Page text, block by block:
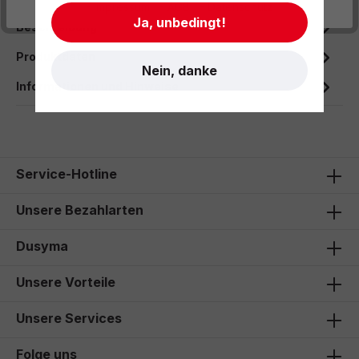
Beschreibung
Produktdaten
Informationen und Hinweise
Service-Hotline
Unsere Bezahlarten
Dusyma
Unsere Vorteile
Unsere Services
Folge uns
- Impressum - AGB - Datenschutz
Ja, unbedingt!
Nein, danke